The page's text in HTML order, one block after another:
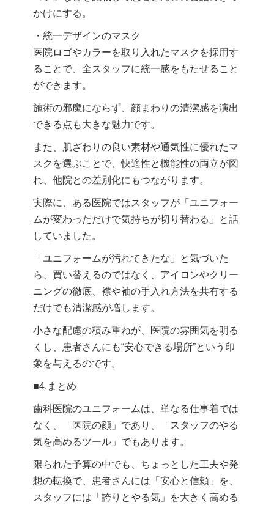
かけにする。
・統一デザインのマスク
医院ロゴやカラーを取り入れたマスクを採用す
ることで、全スタッフに統一感をもたせること
ができます。
施術の邪魔にならず、顔まわりの清潔感を演出
できる点も大きな魅力です。
また、肌ざわりの良い素材や通気性に優れたマ
スクを選ぶことで、快適性と機能性の両立が図
れ、他院との差別化にもつながります。
実際に、ある医院ではスタッフが「ユニフォー
ムが変わっただけで気持ちが切り替わる」と話
していました。
「ユニフォームが汚れてきたな」と気づいた
ら、買い替えるのではなく、アイロンやクリー
ニングの徹底、襟や袖の手入れ方法を共有する
だけでも清潔感が増します。
小さな配慮の積み重ねが、医院の雰囲気を明る
くし、患者さんにも“安心できる場所”という印
象を与えるのです。
■4.まとめ
歯科医院のユニフォームは、単なる仕事着では
なく、「医院の顔」であり、「スタッフのやる
気を高めるツール」でもあります。
限られた予算の中でも、ちょっとした工夫や発
想の転換で、患者さんには「安心と信頼」を、
スタッフには「誇りとやる気」を大きく高める